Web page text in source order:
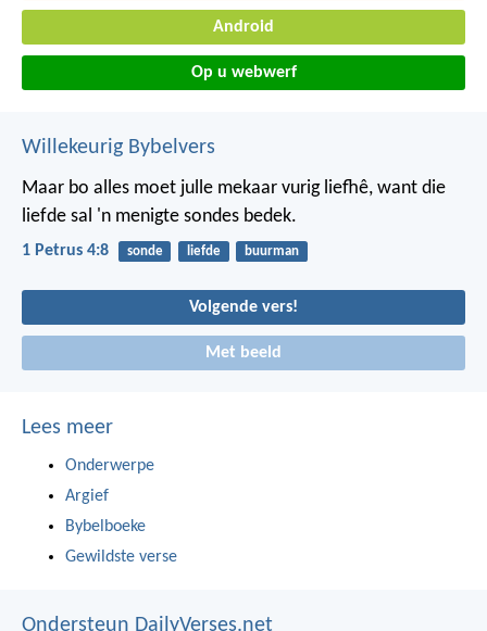
Android
Op u webwerf
Willekeurig Bybelvers
Maar bo alles moet julle mekaar vurig liefhê, want die
liefde sal 'n menigte sondes bedek.
1 Petrus 4:8 sonde liefde buurman
Volgende vers!
Met beeld
Lees meer
Onderwerpe
Argief
Bybelboeke
Gewildste verse
Ondersteun DailyVerses.net